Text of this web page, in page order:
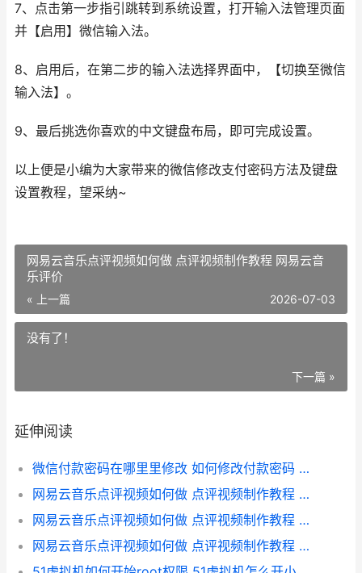
7、点击第一步指引跳转到系统设置，打开输入法管理页面
并【启用】微信输入法。
8、启用后，在第二步的输入法选择界面中，【切换至微信
输入法】。
9、最后挑选你喜欢的中文键盘布局，即可完成设置。
以上便是小编为大家带来的微信修改支付密码方法及键盘
设置教程，望采纳~
网易云音乐点评视频如何做 点评视频制作教程 网易云音
乐评价
« 上一篇 2026-07-03
没有了！
下一篇 »
延伸阅读
微信付款密码在哪里里修改 如何修改付款密码 微信付款密码在哪里看到
网易云音乐点评视频如何做 点评视频制作教程 网易云音乐评价
网易云音乐点评视频如何做 点评视频制作教程 网易云音乐评论点赞工具
网易云音乐点评视频如何做 点评视频制作教程 网易云音乐评论功能